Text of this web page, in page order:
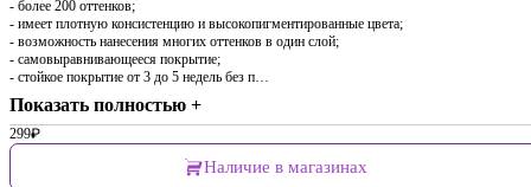
- более 200 оттенков;
- имеет плотную консистенцию и высокопигментированные цвета;
- возможность нанесения многих оттенков в один слой;
- самовыравнивающееся покрытие;
- стойкое покрытие от 3 до 5 недель без п…
Показать полностью +
299₽
Наличие в магазинах